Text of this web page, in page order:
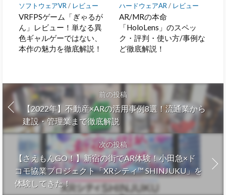
ソフトウェアVR / レビュー
VRFPSゲーム「ぎゃるが
ん」レビュー！単なる異
色ギャルゲーではない、
本作の魅力を徹底解説！
ハードウェアAR / レビュー
AR/MRの本命
「HoloLens」のスペッ
ク・評判・使い方/事例な
ど徹底解説！
前の投稿
【2022年】不動産×ARの活用事例8選！流通業から
建設・管理業まで徹底解説
次の投稿
【さえもんGO！】新宿の街でAR体験！小田急×ド
コモ協業プロジェクト「XRシティ™ SHINJUKU」を
体験してきた！